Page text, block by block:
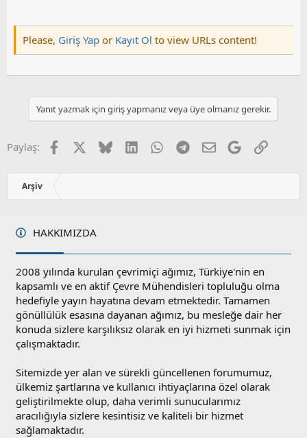
Please, Giriş Yap or Kayıt Ol to view URLs content!
Yanıt yazmak için giriş yapmanız veya üye olmanız gerekir.
Paylaş: Facebook BlueskyLinkedInWhatsApp
Telegram
E-postaGoogleLink
Arşiv
HAKKIMIZDA
2008 yılında kurulan çevrimiçi ağımız, Türkiye'nin en
kapsamlı ve en aktif Çevre Mühendisleri topluluğu olma
hedefiyle yayın hayatına devam etmektedir. Tamamen
gönüllülük esasına dayanan ağımız, bu mesleğe dair her
konuda sizlere karşılıksız olarak en iyi hizmeti sunmak için
çalışmaktadır.
Sitemizde yer alan ve sürekli güncellenen forumumuz,
ülkemiz şartlarına ve kullanıcı ihtiyaçlarına özel olarak
geliştirilmekte olup, daha verimli sunucularımız
aracılığıyla sizlere kesintisiz ve kaliteli bir hizmet
sağlamaktadır.